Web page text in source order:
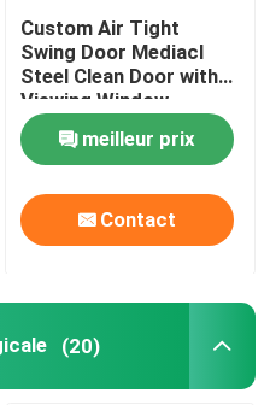
Custom Air Tight
Swing Door Mediacl
Steel Clean Door with
Viewing Window
meilleur prix
Contact
(20)